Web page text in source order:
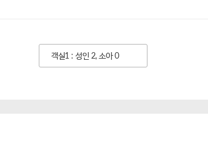
객실1 : 성인 2, 소아 0